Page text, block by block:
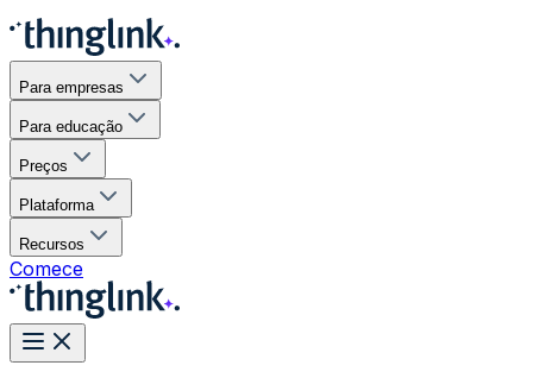
Para empresas
Para educação
Preços
Plataforma
Recursos
Comece